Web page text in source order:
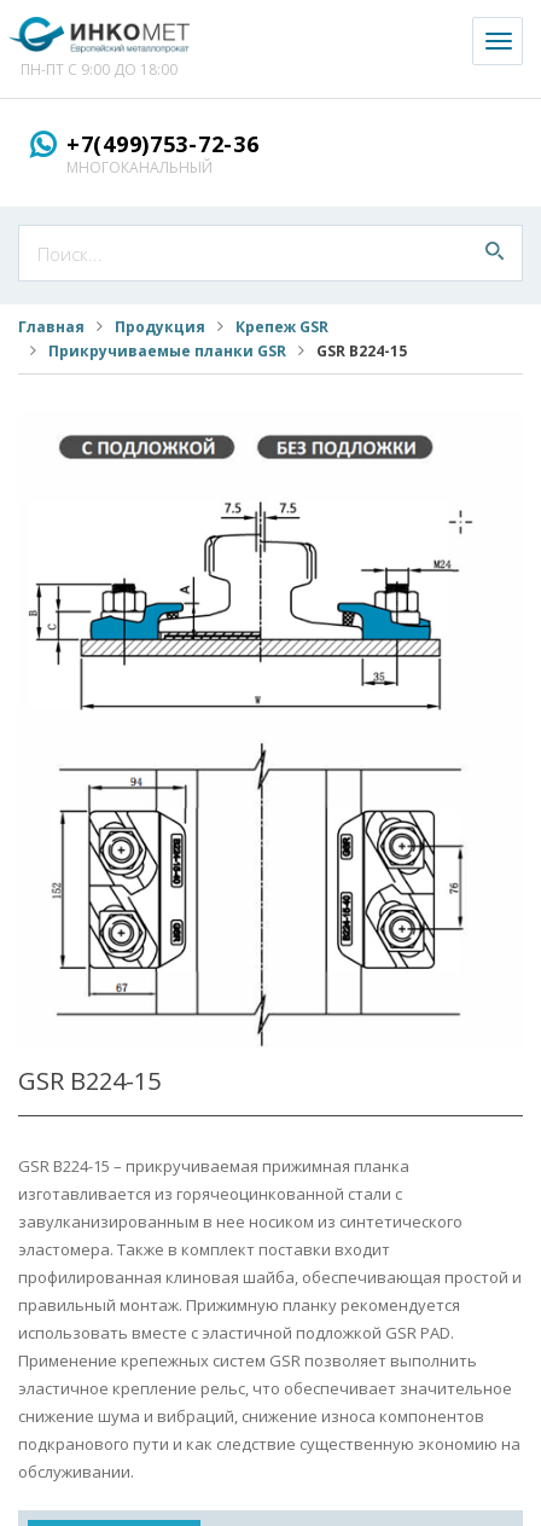
ПН-ПТ С 9:00 ДО 18:00
+7(499)753-72-36
МНОГОКАНАЛЬНЫЙ
Главная Продукция
Крепеж GSR
Прикручиваемые планки GSR
GSR B224-15
GSR B224-15
GSR B224-15 – прикручиваемая прижимная планка
изготавливается из горячеоцинкованной стали с
завулканизированным в нее носиком из синтетического
эластомера. Также в комплект поставки входит
профилированная клиновая шайба, обеспечивающая простой и
правильный монтаж. Прижимную планку рекомендуется
использовать вместе с эластичной подложкой GSR PAD.
Применение крепежных систем GSR позволяет выполнить
эластичное крепление рельс, что обеспечивает значительное
снижение шума и вибраций, снижение износа компонентов
подкранового пути и как следствие существенную экономию на
обслуживании.